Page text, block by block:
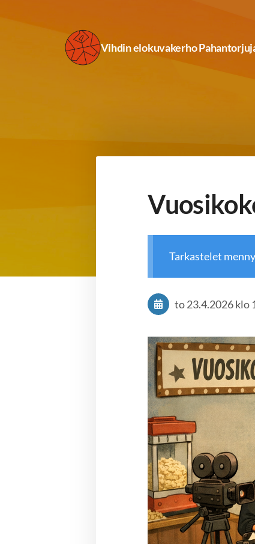
Vihdin elokuvakerho
Tarkastelet
to 23.4.2026klo